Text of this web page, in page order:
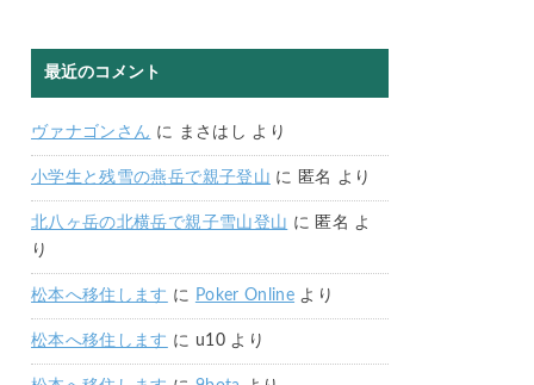
最近のコメント
ヴァナゴンさん に まさはし より
小学生と残雪の燕岳で親子登山 に 匿名 より
北八ヶ岳の北横岳で親子雪山登山 に 匿名 よ
り
松本へ移住します に Poker Online より
松本へ移住します に u10より